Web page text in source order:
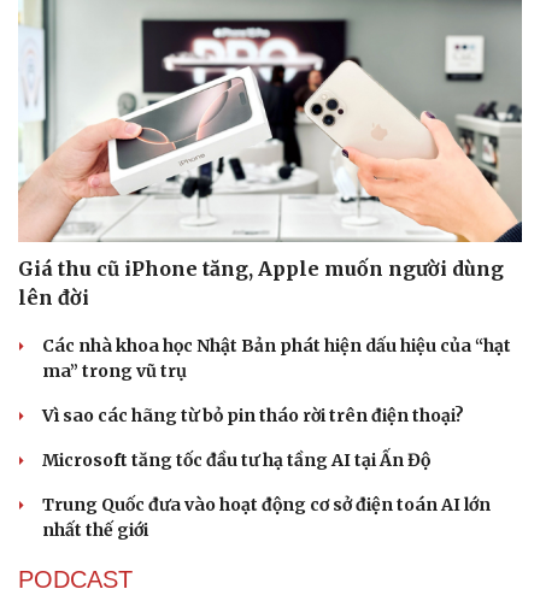
Bóng đá
Lịch thi đấu bóng đá
Thế giới thể thao
Ô tô
Giá thu cũ iPhone tăng, Apple muốn người dùng
lên đời
Các nhà khoa học Nhật Bản phát hiện dấu hiệu của “hạt
ma” trong vũ trụ
Vì sao các hãng từ bỏ pin tháo rời trên điện thoại?
Microsoft tăng tốc đầu tư hạ tầng AI tại Ấn Độ
Trung Quốc đưa vào hoạt động cơ sở điện toán AI lớn
nhất thế giới
PODCAST